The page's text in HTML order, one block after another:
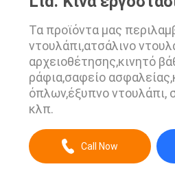
Τα προϊόντα μας
ντουλάπι,ατσάλινο
αρχειοθέτησης,κινητό
ράφια,σαφείο
όπλων,έξυπνο ντουλάπι,
κλπ.
Call Now